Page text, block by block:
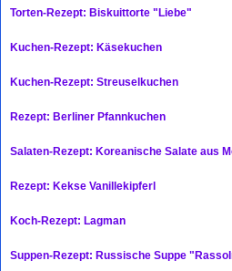
Torten-Rezept: Biskuittorte "Liebe"
Kuchen-Rezept: Käsekuchen
Kuchen-Rezept: Streuselkuchen
Rezept: Berliner Pfannkuchen
Salaten-Rezept: Koreanische Salate aus
Rezept: Kekse Vanillekipferl
Koch-Rezept: Lagman
Suppen-Rezept: Russische Suppe